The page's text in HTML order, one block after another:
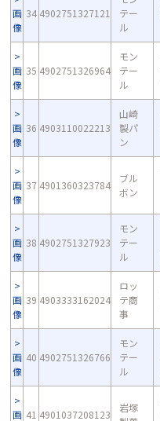
画
像
34 4902751327121
テー
ル
画
像
35 4902751326964
モン
テー
ル
画
像
36 4903110022213
山崎
製パ
ン
画
像
37 4901360323784
ブル
ボン
画
像
38 4902751327923
モン
テー
ル
画
像
39 4903333162024
ロッ
テ商
事
画
像
40 4902751326766
モン
テー
ル
画 41 4901037208123
岩塚